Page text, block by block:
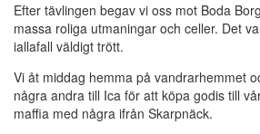
Efter tävlingen begav vi oss mot Boda
massa roliga utmaningar och celler. Det
iallafall väldigt trött.
Vi åt middag hemma på vandrarhemmet
några andra till Ica för att köpa godis till
maffia med några ifrån Skarpnäck.